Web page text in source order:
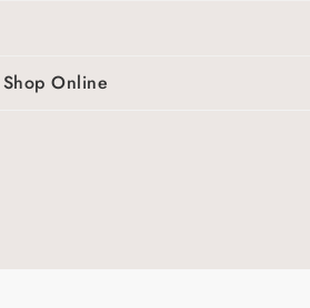
Shop Online